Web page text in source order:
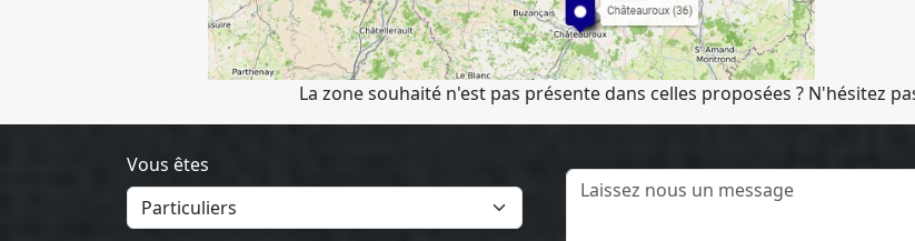
La zone souhaité n'est pas présente dans celles proposées ? N'hésitez
Vous êtes